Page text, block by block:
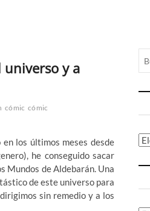
universo y a
cómic cómic
los últimos meses desde
he conseguido sacar
Mundos de Aldebarán. Una
de este universo para
sin remedio y a los